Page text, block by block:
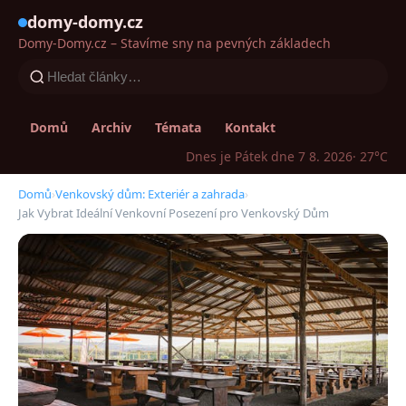
domy-domy.cz
Domy-Domy.cz – Stavíme sny na pevných základech
Domů Archiv Témata
Kontakt
Dnes je Pátek dne 7 8. 2026· 27°C
Domů›Venkovský dům: Exteriér a zahrada›
Jak Vybrat Ideální Venkovní Posezení pro Venkovský Dům